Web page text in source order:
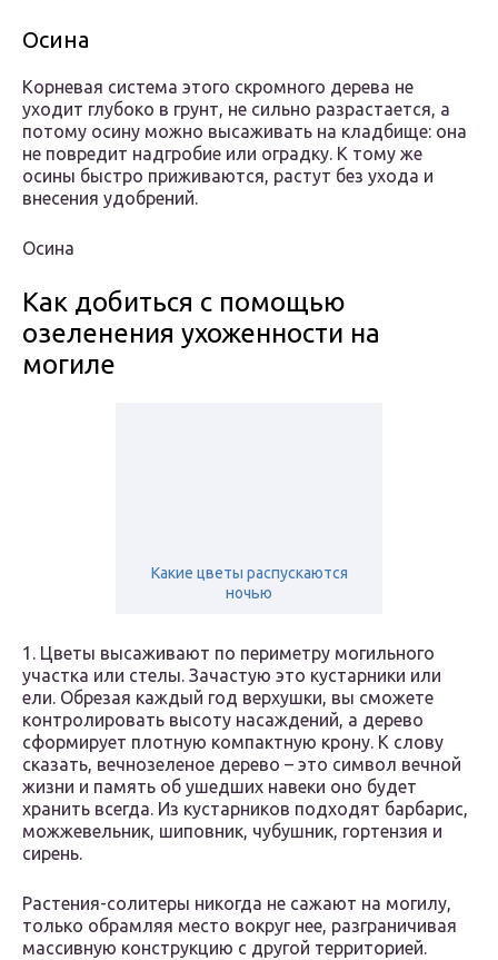
Осина
Корневая система этого скромного дерева не
уходит глубоко в грунт, не сильно разрастается, а
потому осину можно высаживать на кладбище: она
не повредит надгробие или оградку. К тому же
осины быстро приживаются, растут без ухода и
внесения удобрений.
Осина
Как добиться с помощью
озеленения ухоженности на
могиле
Какие цветы распускаются
ночью
1. Цветы высаживают по периметру могильного
участка или стелы. Зачастую это кустарники или
ели. Обрезая каждый год верхушки, вы сможете
контролировать высоту насаждений, а дерево
сформирует плотную компактную крону. К слову
сказать, вечнозеленое дерево – это символ вечной
жизни и память об ушедших навеки оно будет
хранить всегда. Из кустарников подходят барбарис,
можжевельник, шиповник, чубушник, гортензия и
сирень.
Растения-солитеры никогда не сажают на могилу,
только обрамляя место вокруг нее, разграничивая
массивную конструкцию с другой территорией.